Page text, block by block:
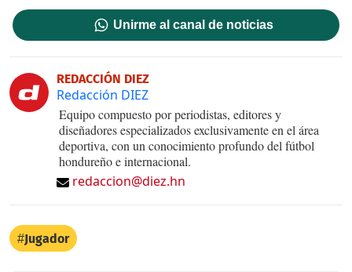
Unirme al canal de noticias
REDACCIÓN DIEZ
Redacción DIEZ
Equipo compuesto por periodistas, editores y
diseñadores especializados exclusivamente en el área
deportiva, con un conocimiento profundo del fútbol
hondureño e internacional.
redaccion@diez.hn
Jugador